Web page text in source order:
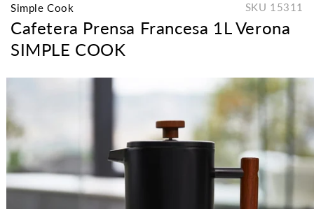
Simple Cook SKU 15311
Cafetera Prensa Francesa 1L Verona
SIMPLE COOK